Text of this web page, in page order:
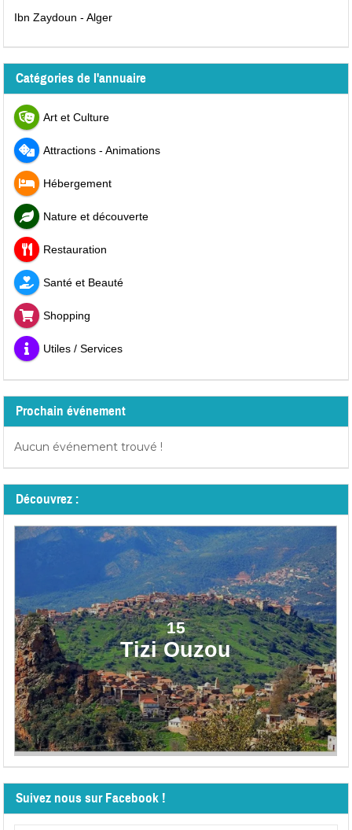
Ibn Zaydoun - Alger
Catégories de l'annuaire
Art et Culture
Attractions - Animations
Hébergement
Nature et découverte
Restauration
Santé et Beauté
Shopping
Utiles / Services
Prochain événement
Aucun événement trouvé !
Découvrez :
15
Tizi Ouzou
Suivez nous sur Facebook !